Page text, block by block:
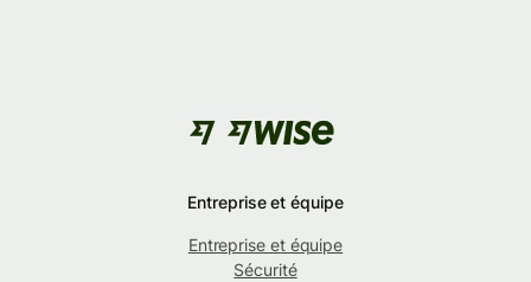
Entreprise et équipe
Entreprise et équipe
Sécurité